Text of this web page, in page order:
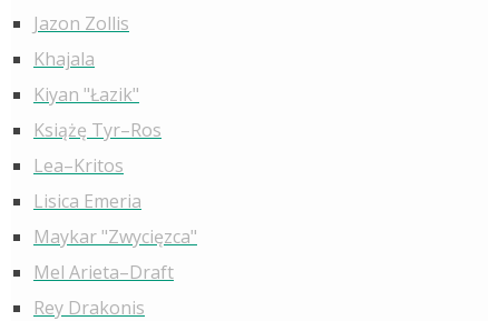
Jazon Zollis
Khajala
Kiyan "Łazik"
Książę Tyr–Ros
Lea–Kritos
Lisica Emeria
Maykar "Zwycięzca"
Mel Arieta–Draft
Rey Drakonis